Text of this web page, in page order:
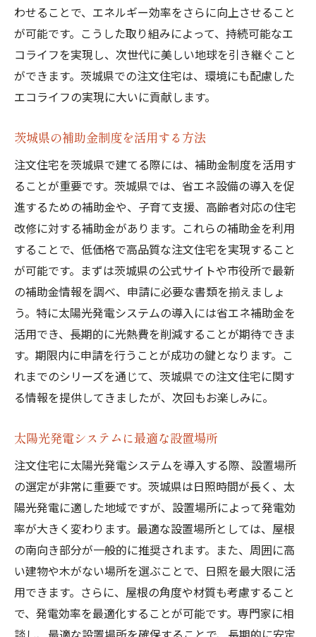
過去の導入事例から学ぶ成功ポイント
未来を見据えたエコ住宅の魅力
太陽光発電システムの導入で茨城県の注文住宅
がさらに快適に
太陽光発電で実現する快適な室内環境
太陽光発電とスマートホームの連携
エコライフを支える最新技術
導入後の満足度調査から見る実績
わせることで、エネルギー効率をさらに向上させること
が可能です。こうした取り組みによって、持続可能なエ
コライフを実現し、次世代に美しい地球を引き継ぐこと
ができます。茨城県での注文住宅は、環境にも配慮した
エコライフの実現に大いに貢献します。
茨城県の補助金制度を活用する方法
注文住宅を茨城県で建てる際には、補助金制度を活用す
ることが重要です。茨城県では、省エネ設備の導入を促
進するための補助金や、子育て支援、高齢者対応の住宅
改修に対する補助金があります。これらの補助金を利用
することで、低価格で高品質な注文住宅を実現すること
が可能です。まずは茨城県の公式サイトや市役所で最新
の補助金情報を調べ、申請に必要な書類を揃えましょ
う。特に太陽光発電システムの導入には省エネ補助金を
活用でき、長期的に光熱費を削減することが期待できま
す。期限内に申請を行うことが成功の鍵となります。こ
れまでのシリーズを通じて、茨城県での注文住宅に関す
る情報を提供してきましたが、次回もお楽しみに。
太陽光発電システムに最適な設置場所
注文住宅に太陽光発電システムを導入する際、設置場所
の選定が非常に重要です。茨城県は日照時間が長く、太
陽光発電に適した地域ですが、設置場所によって発電効
率が大きく変わります。最適な設置場所としては、屋根
の南向き部分が一般的に推奨されます。また、周囲に高
い建物や木がない場所を選ぶことで、日照を最大限に活
用できます。さらに、屋根の角度や材質も考慮すること
で、発電効率を最適化することが可能です。専門家に相